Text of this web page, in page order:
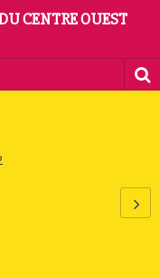
CENTRE OUEST